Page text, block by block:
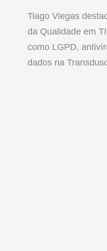
Tiago Viegas
da Qualidade em
como LGPD,
dados na